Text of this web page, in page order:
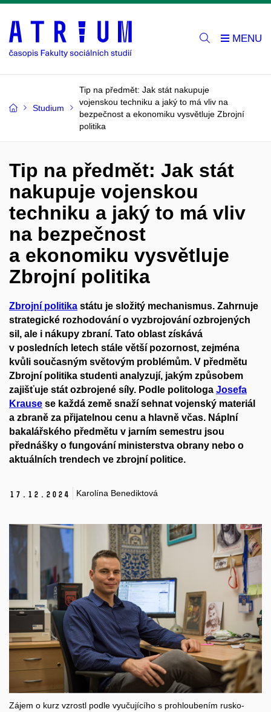
Studium
Tip na předmět: Jak stát nakupuje
vojenskou techniku a jaký to má vliv na
bezpečnost a ekonomiku vysvětluje Zbrojní
politika
Tip na předmět: Jak stát
nakupuje vojenskou
techniku a jaký to má vliv
na bezpečnost
a ekonomiku vysvětluje
Zbrojní politika
Zbrojní politika státu je složitý mechanismus. Zahrnuje
strategické rozhodování o vyzbrojování ozbrojených
sil, ale i nákupy zbraní. Tato oblast získává
v posledních letech stále větší pozornost, zejména
kvůli současným světovým problémům. V předmětu
Zbrojní politika studenti analyzují, jakým způsobem
zajišťuje stát ozbrojené síly. Podle politologa Josefa
Krause se každá země snaží sehnat vojenský materiál
a zbraně za přijatelnou cenu a hlavně včas. Náplní
bakalářského před mětu v jarním semestru jsou
přednášky o fungování ministerstva obrany nebo o
aktuálních trendech ve zbrojní politice.
17. 12. 2024 Karolína Benediktová
Zájem o kurz vzrostl podle vyučujícího s prohloubením rusko-